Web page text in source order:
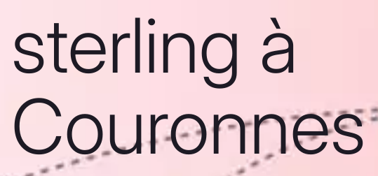
sterling à
Couronnes